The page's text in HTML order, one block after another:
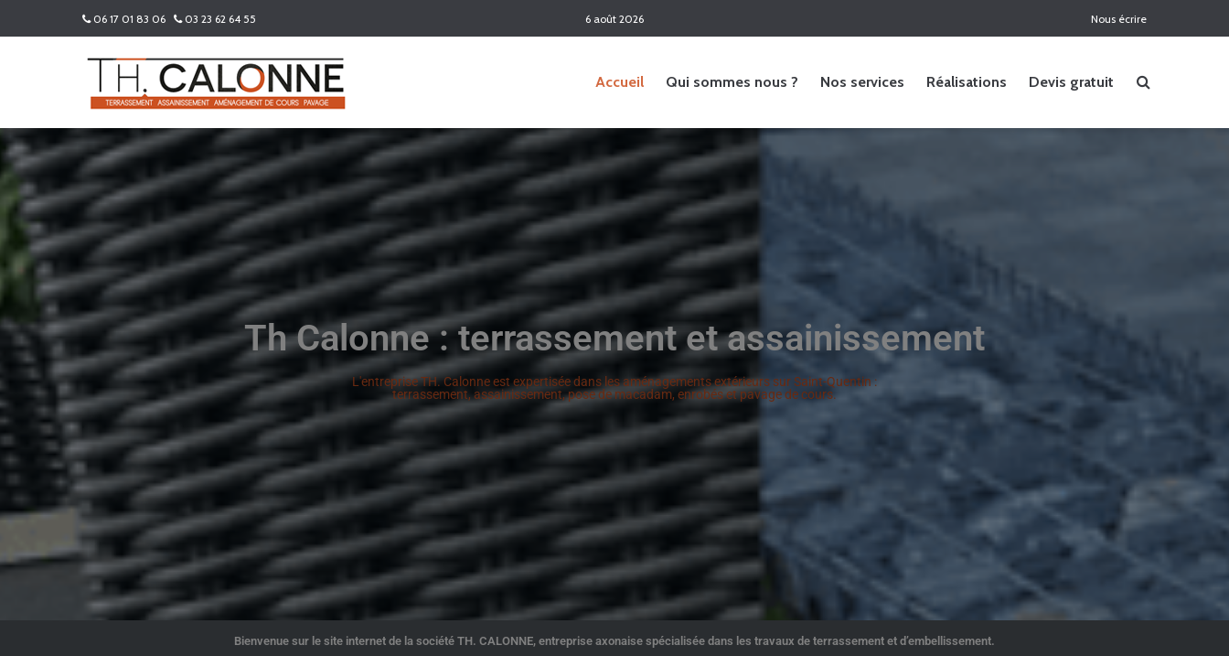
06 17 01 83 06 03 23 62 64 55 6 août 2026 Nous écrire
Accueil Qui sommes nous ? Nos services Réalisations Devis gratuit
Th Calonne : terrassement et assainissement
L'entreprise TH. Calonne est expertisée dans les aménagements extérieurs sur Saint-Quentin :
terrassement, assainissement, pose de macadam, enrobés et pavage de cours.
Bienvenue sur le site internet de la société TH. CALONNE, entreprise axonaise spécialisée dans les travaux de terrassement et d’embellissement.